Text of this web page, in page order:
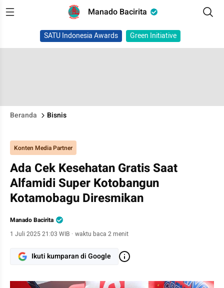
Manado Bacirita
SATU Indonesia Awards Green Initiative
Beranda Bisnis
Konten Media Partner
Ada Cek Kesehatan Gratis Saat
Alfamidi Super Kotobangun
Kotamobagu Diresmikan
Manado Bacirita
1 Juli 2025 21:03 WIB · waktu baca 2 menit
Ikuti kumparan di Google